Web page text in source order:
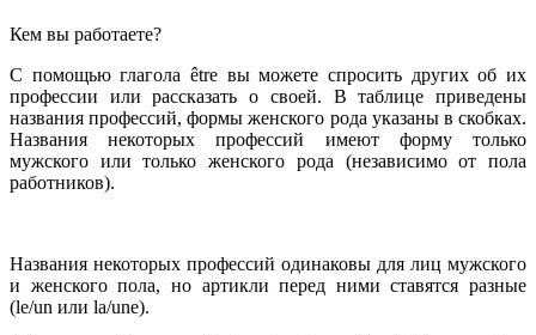
Кем вы работаете?
С помощью глагола être вы можете спросить других об их
профессии или рассказать о своей. В таблице приведены
названия профессий, формы женского рода указаны в скобках.
Названия некоторых профессий имеют форму только
мужского или только женского рода (независимо от пола
работников).
Названия некоторых профессий одинаковы для лиц мужского
и женского пола, но артикли перед ними ставятся разные
(le/un или lа/une).